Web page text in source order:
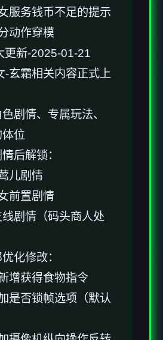
服务钱币不足的提示
动作穿模
更新-2025-01-21
-玄霜相关内容正式上
剧情、专属玩法、
体位
后解锁：
儿剧情
前置剧情
剧情（码头商人处
化修改：
增获得食物指令
是否锁帧选项（默认